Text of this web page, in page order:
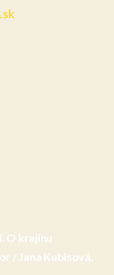
O krajinu
/ Jana Kubisová,